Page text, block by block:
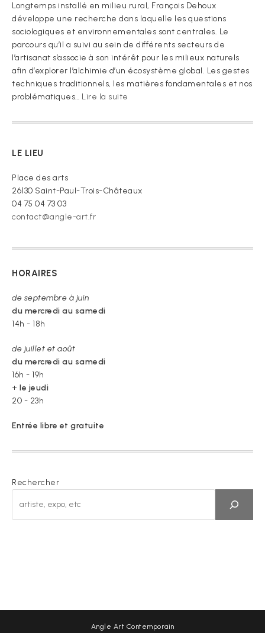
Longtemps installé en milieu rural, François Dehoux
développe une recherche dans laquelle les questions
sociologiques et environnementales sont centrales. Le
parcours qu’il a suivi au sein de différents secteurs de
l’artisanat s’associe à son intérêt pour les milieux naturels
afin d’explorer l’alchimie d’un écosystème global. Les gestes
techniques traditionnels, les matières fondamentales et nos
problématiques… Lire la suite
vous
LE LIEU
Place des arts
26130 Saint-Paul-Trois-Châteaux
04 75 04 73 03
contact@angle-art.fr
HORAIRES
de septembre à juin
du mercredi au samedi
14h - 18h
de juillet et août
du mercredi au samedi
16h - 19h
+ le jeudi
20 - 23h
Entrée libre et gratuite
Rechercher
Angle Art Contemporain